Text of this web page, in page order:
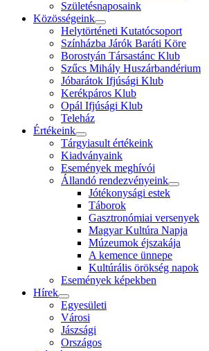
Születésnaposaink
Közösségeink
Helytörténeti Kutatócsoport
Színházba Járók Baráti Köre
Borostyán Társastánc Klub
Szűcs Mihály Huszárbandérium
Jóbarátok Ifjúsági Klub
Kerékpáros Klub
Opál Ifjúsági Klub
Teleház
Értékeink
Tárgyiasult értékeink
Kiadványaink
Események meghívói
Állandó rendezvényeink
Jótékonysági estek
Táborok
Gasztronómiai versenyek
Magyar Kultúra Napja
Múzeumok éjszakája
A kemence ünnepe
Kultúrális örökség napok
Események képekben
Hírek
Egyesületi
Városi
Jászsági
Országos